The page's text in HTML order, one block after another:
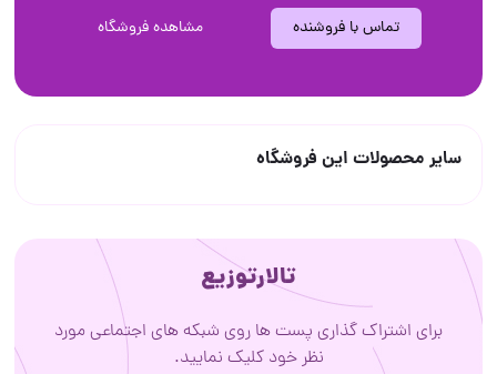
تماس با فروشنده مشاهده فروشگاه
سایر محصولات این فروشگاه
تالارتوزیع
برای اشتراک گذاری پست ها روی شبکه های اجتماعی مورد
نظر خود کلیک نمایید.